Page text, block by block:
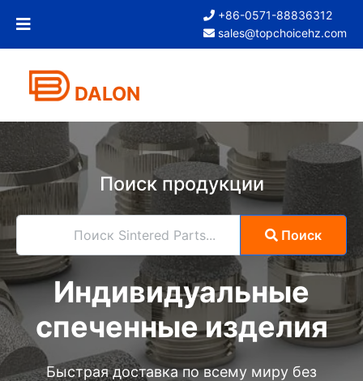
+86-0571-88836312
sales@topchoicehz.com
DALON
Поиск продукции
Поиск Sintered Parts... Поиск
Индивидуальные
спеченные изделия
Быстрая доставка по всему миру без